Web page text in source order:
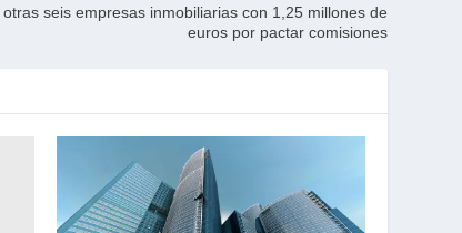
seis empresas inmobiliarias con 1,25 millones de
euros por pactar comisiones